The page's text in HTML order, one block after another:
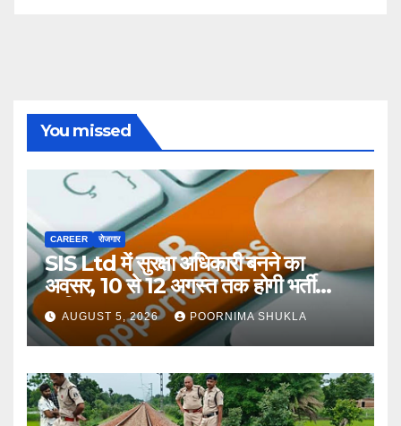
You missed
CAREER रोजगार
SIS Ltd में सुरक्षा अधिकारी बनने का
अवसर, 10 से 12 अगस्त तक होगी भर्ती
प्रक्रिया…
AUGUST 5, 2026 POORNIMA SHUKLA